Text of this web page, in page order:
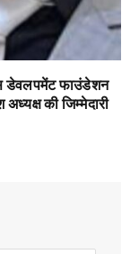
डेवलपमेंट फाउंडेशन
की जिम्मेदारी